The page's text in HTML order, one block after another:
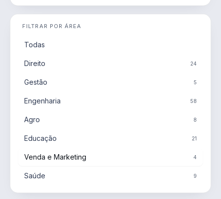
FILTRAR POR ÁREA
Todas
Direito 24
Gestão 5
Engenharia 58
Agro 8
Educação 21
Venda e Marketing 4
Saúde 9